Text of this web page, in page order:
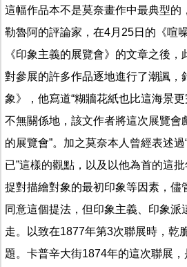
這幅作品本不是莫奈畫作中最典型的
勒魯阿的評論家，在4月25日的《喧
《印象主義的展覽會》的文章之後
對參展的許多作品逐地進行了潮諷，
象》，他寫道“糊牆花紙也比這海景
不無關係地，該文作者將這次展覽會
的展覽會”。加之莫奈本人曾經表述
已”這樣的觀點，以及以他為首的這
捉對描繪對象的最初印象等因素，儘
同意這個提法，但印象主義、印象派
走。以致在1877年第3次聯展時，乾
題。卡普辛大街1874年的這次聯展